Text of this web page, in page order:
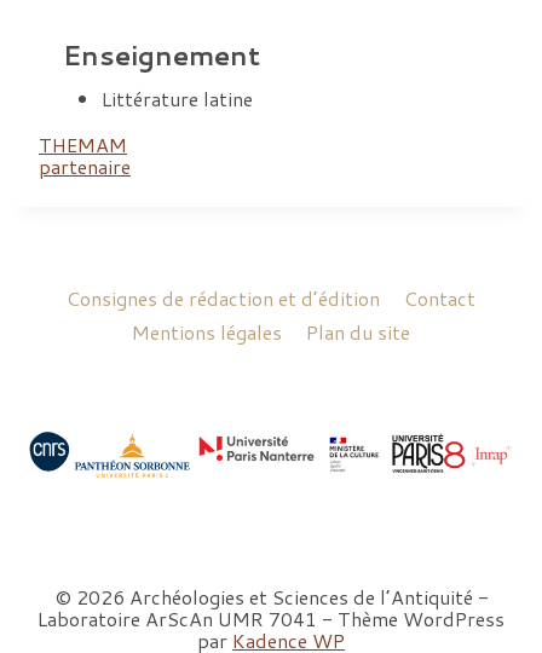
Enseignement
Littérature latine
THEMAM
partenaire
Consignes de rédaction et d’édition
Contact
Mentions légales
Plan du site
© 2026 Archéologies et Sciences de l’Antiquité -
Laboratoire ArScAn UMR 7041 - Thème WordPress
par Kadence WP